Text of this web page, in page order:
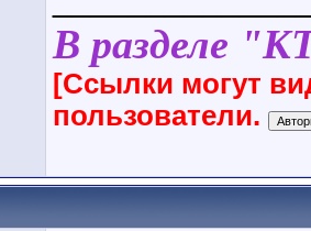
В разделе
[Ссылки могут
пользователи.